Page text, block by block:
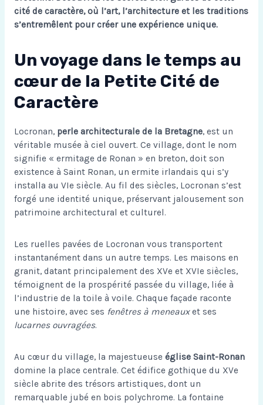
cité de caractère, où l’art, l’architecture et les traditions
s’entremêlent pour créer une expérience unique.
Un voyage dans le temps au
cœur de la Petite Cité de
Caractère
Locronan, perle architecturale de la Bretagne, est un
véritable musée à ciel ouvert. Ce village, dont le nom
signifie « ermitage de Ronan » en breton, doit son
existence à Saint Ronan, un ermite irlandais qui s’y
installa au VIe siècle. Au fil des siècles, Locronan s’est
forgé une identité unique, préservant jalousement son
patrimoine architectural et culturel.
Les ruelles pavées de Locronan vous transportent
instantanément dans un autre temps. Les maisons en
granit, datant principalement des XVe et XVIe siècles,
témoignent de la prospérité passée du village, liée à
l’industrie de la toile à voile. Chaque façade raconte
une histoire, avec ses fenêtres à meneauxet ses
lucarnes ouvragées.
Au cœur du village, la majestueuse église Saint-Ronan
domine la place centrale. Cet édifice gothique du XVe
siècle abrite des trésors artistiques, dont un
remarquable jubé en bois polychrome. La fontaine